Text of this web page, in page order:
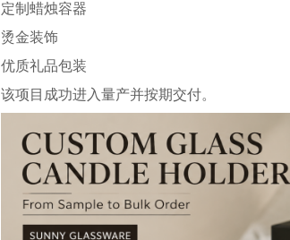
定制蜡烛容器
烫金装饰
优质礼品包装
该项目成功进入量产并按期交付。